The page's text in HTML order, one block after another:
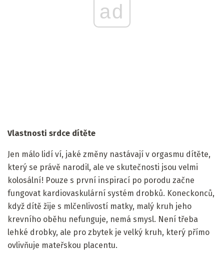
ad
Vlastnosti srdce dítěte
Jen málo lidí ví, jaké změny nastávají v orgasmu dítěte,
který se právě narodil, ale ve skutečnosti jsou velmi
kolosální! Pouze s první inspirací po porodu začne
fungovat kardiovaskulární systém drobků. Koneckonců,
když dítě žije s mlčenlivostí matky, malý kruh jeho
krevního oběhu nefunguje, nemá smysl. Není třeba
lehké drobky, ale pro zbytek je velký kruh, který přímo
ovlivňuje mateřskou placentu.